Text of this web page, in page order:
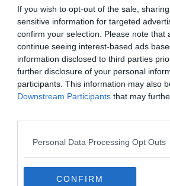
If you wish to opt-out of the sale,
sensitive information for targeted
confirm your selection. Please note
continue seeing interest-based ads
information disclosed to third parties
further disclosure of your personal
participants. This information may also
Downstream Participants that may
Personal Data Processing Opt Outs
CONFIRM